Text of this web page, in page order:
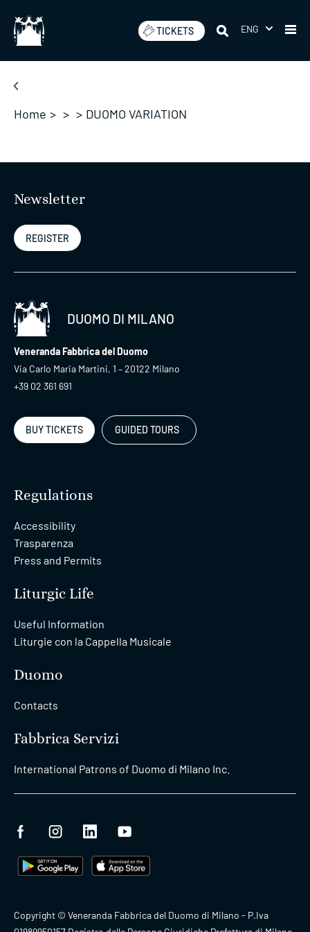
content
TICKETS ENG
Home > > > DUOMO VARIATION
Newsletter
REGISTER
DUOMO DI MILANO
Veneranda Fabbrica del Duomo
Via Carlo Maria Martini, 1 – 20122 Milano
+39 02 361 691
BUY TICKETS GUIDED TOURS
Regulations
Accessibility
Trasparenza
Press and Permits
Liturgic Life
Useful Information
Liturgie con la Cappella Musicale
Duomo
Contacts
Fabbrica Servizi
International Patrons of Duomo di Milano Inc.
Copyright © Veneranda Fabbrica del Duomo di Milano - P.Iva